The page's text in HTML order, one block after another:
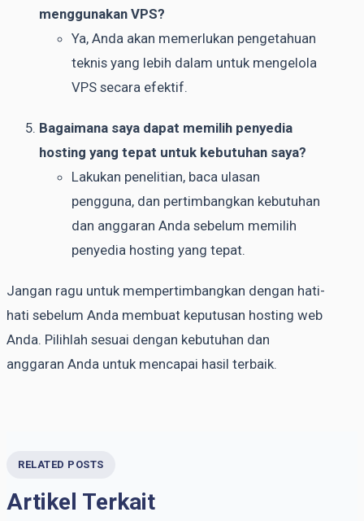
menggunakan VPS?
Ya, Anda akan memerlukan pengetahuan
teknis yang lebih dalam untuk mengelola
VPS secara efektif.
Bagaimana saya dapat memilih penyedia
hosting yang tepat untuk kebutuhan saya?
Lakukan penelitian, baca ulasan
pengguna, dan pertimbangkan kebutuhan
dan anggaran Anda sebelum memilih
penyedia hosting yang tepat.
Jangan ragu untuk mempertimbangkan dengan hati-
hati sebelum Anda membuat keputusan hosting web
Anda. Pilihlah sesuai dengan kebutuhan dan
anggaran Anda untuk mencapai hasil terbaik.
RELATED POSTS
Artikel Terkait